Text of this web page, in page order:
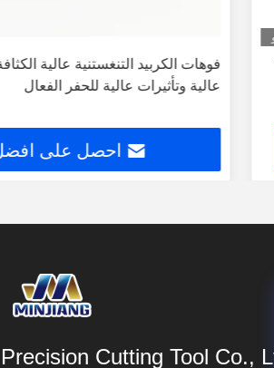
فوهات الكربيد التنغستنية عالية
عالية وتأثيرات عالية للحفر الفعال
احصل على
Cutting Tool Co.,